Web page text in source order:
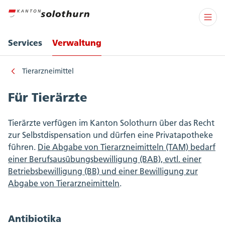
Services Verwaltung
Tierarzneimittel
Für Tierärzte
Tierärzte verfügen im Kanton Solothurn über das Recht
zur Selbstdispensation und dürfen eine Privatapotheke
führen. Die Abgabe von Tierarzneimitteln (TAM) bedarf
einer Berufsausübungsbewilligung (BAB), evtl. einer
Betriebsbewilligung (BB) und einer Bewilligung zur
Abgabe von Tierarzneimitteln.
Antibiotika